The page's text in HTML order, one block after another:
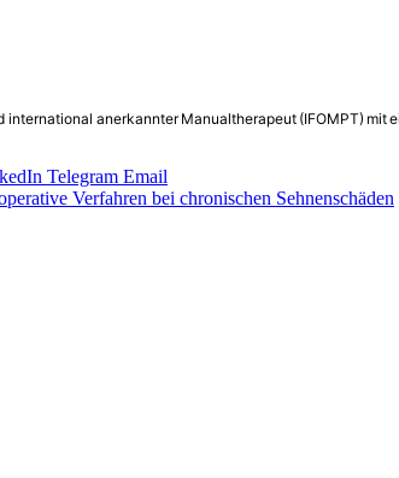
anerkannter Manualtherapeut (IFOMPT) mit
Telegram Email
Verfahren bei chronischen Sehnenschäden